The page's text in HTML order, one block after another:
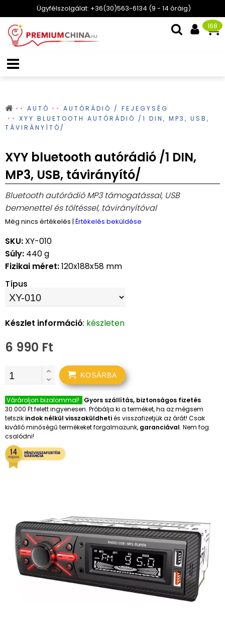
Ügyfélszolgálat: +36(30)563-6134 (9 - 14 óráig)
168
AUTÓ
AUTÓRÁDIÓ / FEJEGYSÉG
XYY BLUETOOTH AUTÓRÁDIÓ /1 DIN, MP3, USB,
TÁVIRÁNYÍTÓ/
XYY bluetooth autórádió /1 DIN,
MP3, USB, távirányító/
Bluetooth autórádió MP3 támogatással, USB
bemenettel és töltéssel, távirányítóval
Még nincs értékelés | Értékelés beküldése
SKU: XY-010
Súly: 440 g
Fizikai méret:120x188x58 mm
Típus
Készlet információ: készleten
6 990 Ft
KOSÁRBA
Várároljon bizalommal!
Gyors szállítás, biztonságos fizetés
30.000 Ft felett ingyenesen. Próbálja ki a terméket, ha az mégsem
tetszik indok nélkül visszaküldhetiés visszafizetjük az árát! Csak
kiválló minőségű termékeket forgalmazunk, garanciával. Nem fog
csalódni!